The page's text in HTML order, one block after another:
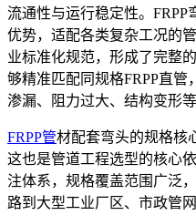
流通性与运行稳定性。
优势，适配各类复杂工况的
业标准化规范，形成了完整
够精准匹配同规格FRPP直
渗漏、阻力过大、结构变形等
FRPP管材配套弯头的规格核
这也是管道工程选型的核心
注体系，规格覆盖范围广泛
路到大型工业厂区、市政管